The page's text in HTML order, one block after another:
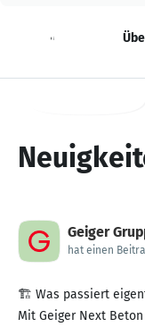
Neuigkeiten
Geiger
hat einen
🏗️ Was passiert
Mit Geiger Next